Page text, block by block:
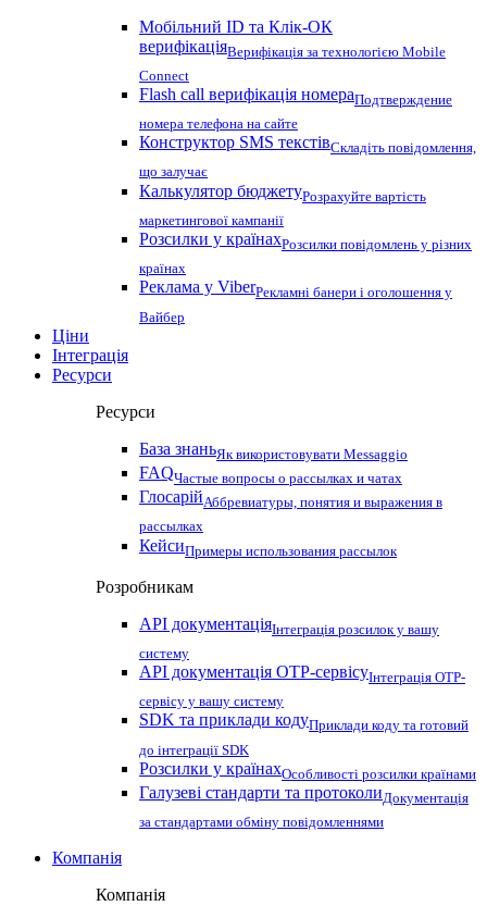
Мобільний ID та Клік-ОК
верифікаціяВерифікація за технологією Mobile
Connect
Flash call верифікація номераПодтверждение
номера телефона на сайте
Конструктор SMS текстівСкладіть повідомлення,
що залучає
Калькулятор бюджетуРозрахуйте вартість
маркетингової кампанії
Розсилки у країнахРозсилки повідомлень у різних
країнах
Реклама у ViberРекламні банери і оголошення у
Вайбер
Ціни
Інтеграція
Ресурси
Ресурси
База знаньЯк використовувати Messaggio
FAQЧастые вопросы о рассылках и чатах
ГлосарійАббревиатуры, понятия и выражения в
рассылках
КейсиПримеры использования рассылок
Розробникам
API документаціяІнтеграція розсилок у вашу
систему
API документація OTP-сервісуІнтеграція OTP-
сервісу у вашу систему
SDK та приклади кодуПриклади коду та готовий
до інтеграції SDK
Розсилки у країнахОсобливості розсилки країнами
Галузеві стандарти та протоколиДокументація
за стандартами обміну повідомленнями
Компанія
Компанія